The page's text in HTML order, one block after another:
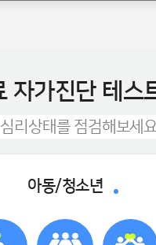
자가진단 테스
리상태를 점검해보세
아동/청소년